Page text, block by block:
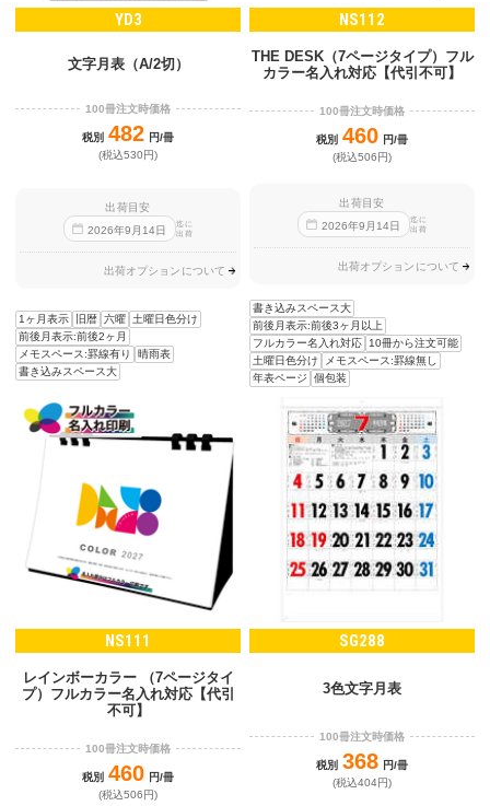
YD3
文字月表（A/2切）
100冊注文時価格
税別 482 円/冊
(税込530円)
出荷目安
2026年9 月 14日
迄に
出荷
出荷オプションについて
1ヶ月表示 旧暦 六曜
土曜日色分け
前後月表示:前後2ヶ月
メモスペース:罫線有り
晴雨表
書き込みスペース大
NS112
THE DESK（7ページタイプ）フル
カラー名入れ対応【代引不可】
100冊注文時価格
税別 460 円/冊
(税込506円)
出荷目安
2026年9 月14日
迄に
出荷
出荷オプションについて
書き込みスペース大
前後月表示:前後3ヶ月以上
フルカラー名入れ対応 10冊から注文可能
土曜日色分け
メモスペース:罫線無し
年表ページ
個包装
NS111
レインボーカラー （7ページタイ
プ）フルカラー名入れ対応【代引
不可】
100冊注文時価格
税別 460 円/冊
(税込506円)
SG288
3色文字月表
100冊注文時価格
税別 368 円/冊
(税込404円)